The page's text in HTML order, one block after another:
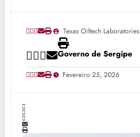
Texas Oiltech Laboratories
Governo de Sergipe
Fevereiro 25, 2026